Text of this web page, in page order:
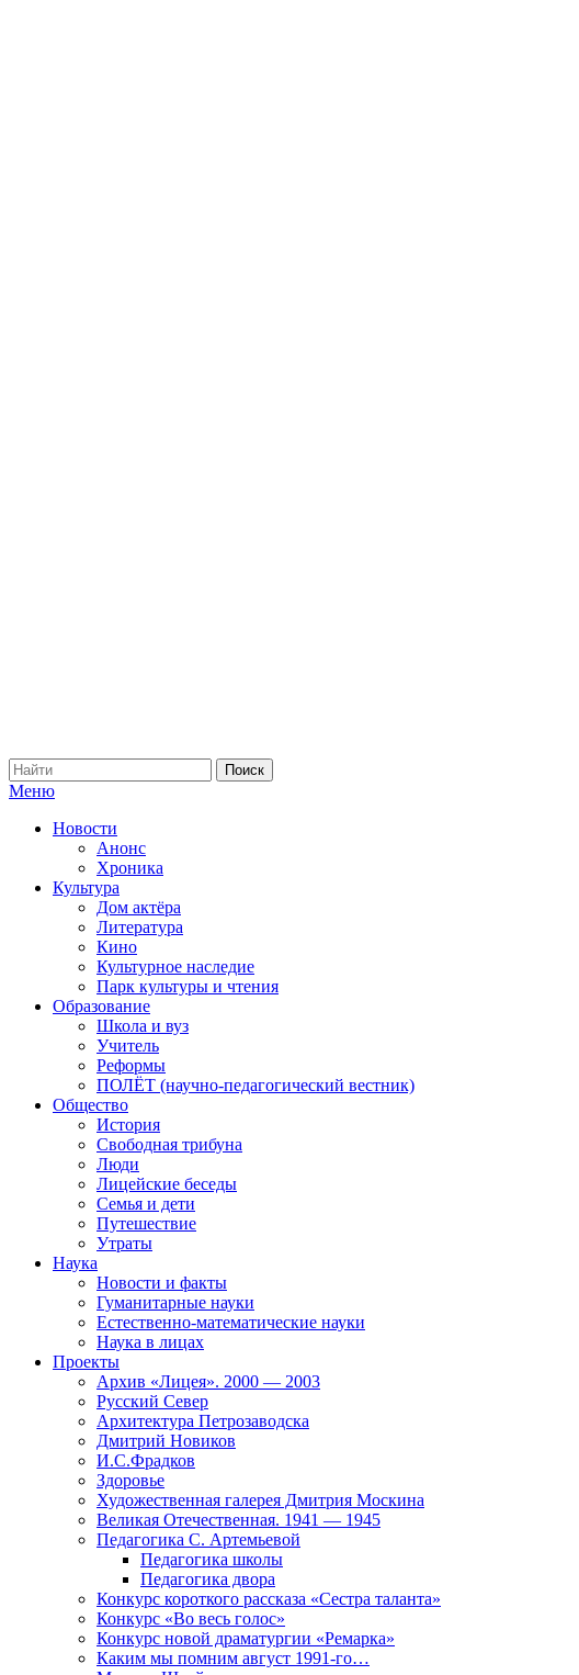
Меню
Новости
Анонс
Хроника
Культура
Дом актёра
Литература
Кино
Культурное наследие
Парк культуры и чтения
Образование
Школа и вуз
Учитель
Реформы
ПОЛЁТ (научно-педагогический вестник)
Общество
История
Свободная трибуна
Люди
Лицейские беседы
Семья и дети
Путешествие
Утраты
Наука
Новости и факты
Гуманитарные науки
Естественно-математические науки
Наука в лицах
Проекты
Архив «Лицея». 2000 — 2003
Русский Север
Архитектура Петрозаводска
Дмитрий Новиков
И.С.Фрадков
Здоровье
Художественная галерея Дмитрия Москина
Великая Отечественная. 1941 — 1945
Педагогика С. Артемьевой
Педагогика школы
Педагогика двора
Конкурс короткого рассказа «Сестра таланта»
Конкурс «Во весь голос»
Конкурс новой драматургии «Ремарка»
Каким мы помним август 1991-го…